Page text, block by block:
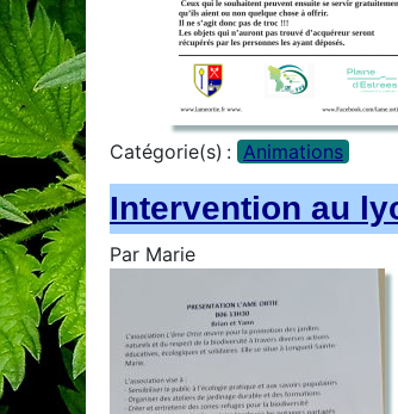
Catégorie(s) : Animations
Intervention au
Par Marie